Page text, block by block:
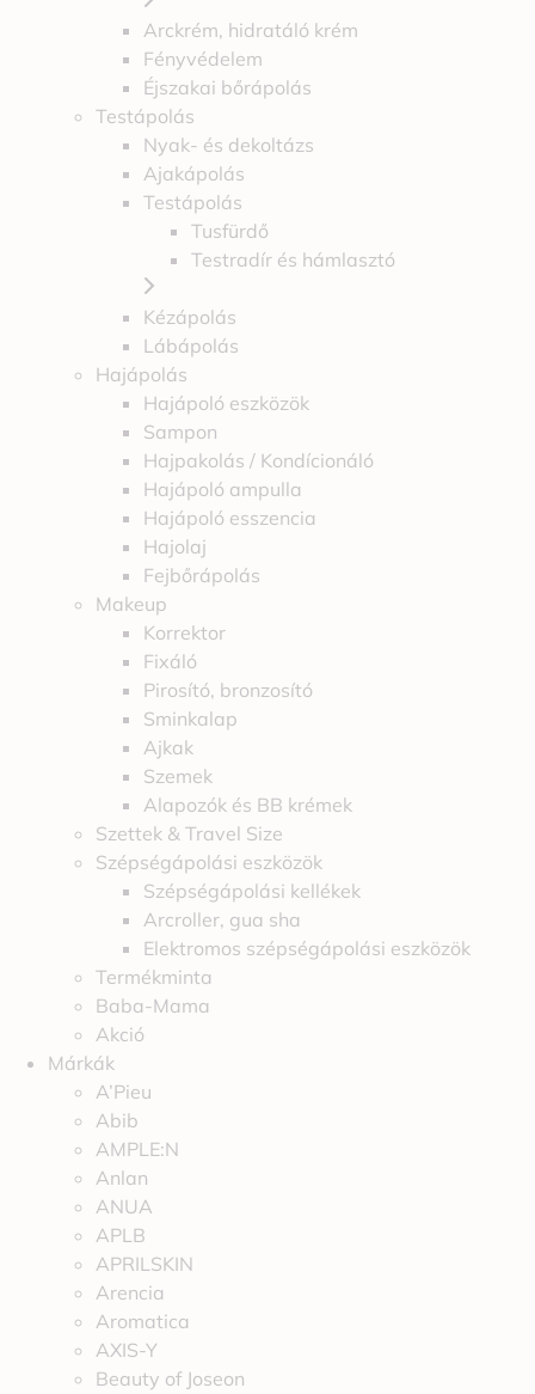
Arckrém, hidratáló krém
Fényvédelem
Éjszakai bőrápolás
Testápolás
Nyak- és dekoltázs
Ajakápolás
Testápolás
Tusfürdő
Testradír és hámlasztó
Kézápolás
Lábápolás
Hajápolás
Hajápoló eszközök
Sampon
Hajpakolás / Kondícionáló
Hajápoló ampulla
Hajápoló esszencia
Hajolaj
Fejbőrápolás
Makeup
Korrektor
Fixáló
Pirosító, bronzosító
Sminkalap
Ajkak
Szemek
Alapozók és BB krémek
Szettek & Travel Size
Szépségápolási eszközök
Szépségápolási kellékek
Arcroller, gua sha
Elektromos szépségápolási eszközök
Termékminta
Baba-Mama
Akció
Márkák
A’Pieu
Abib
AMPLE:N
Anlan
ANUA
APLB
APRILSKIN
Arencia
Aromatica
AXIS-Y
Beauty of Joseon